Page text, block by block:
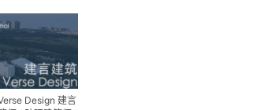
聘）
Design 建言